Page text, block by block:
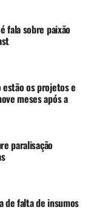
fala sobre paixão
estão os projetos e
meses após a
paralisação
de falta de insumos